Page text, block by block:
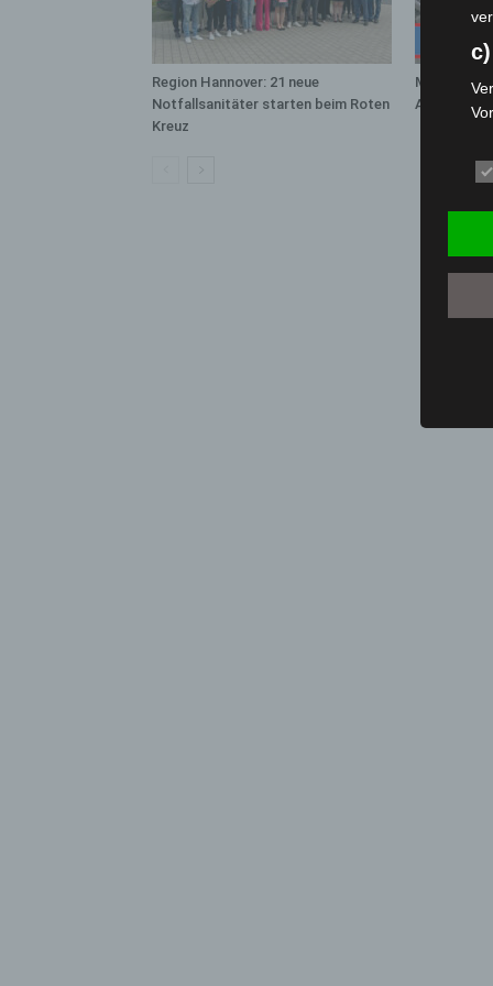
Region Hannover: 21 neue
Notfallsanitäter starten beim Roten
Kreuz
Mann läuft
A7 –